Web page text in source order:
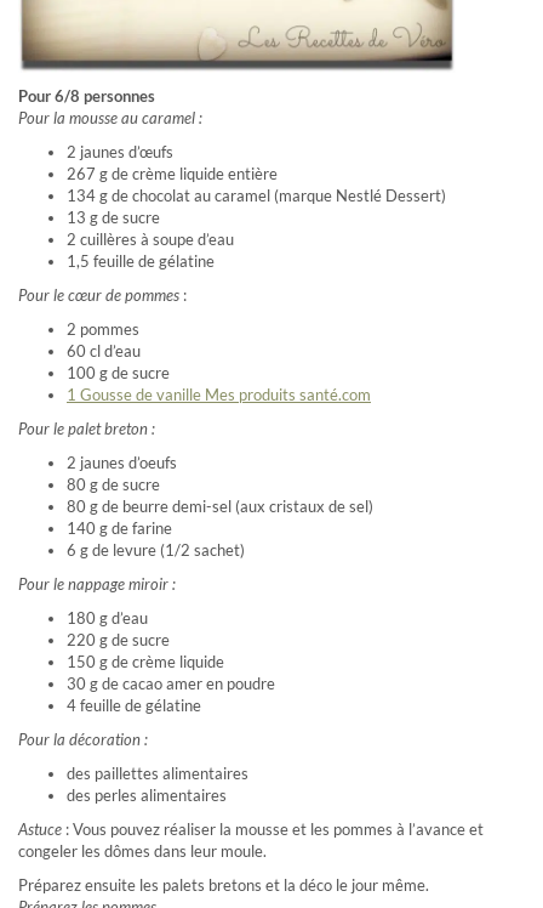
Pour 6/8 personnes
Pour la mousse au caramel :
2 jaunes d’œufs
267 g de crème liquide entière
134 g de chocolat au caramel (marque Nestlé Dessert)
13 g de sucre
2 cuillères à soupe d’eau
1,5 feuille de gélatine
Pour le cœur de pommes :
2 pommes
60 cl d’eau
100 g de sucre
1 Gousse de vanille Mes produits santé.com
Pour le palet breton :
2 jaunes d’oeufs
80 g de sucre
80 g de beurre demi-sel (aux cristaux de sel)
140 g de farine
6 g de levure (1/2 sachet)
Pour le nappage miroir :
180 g d’eau
220 g de sucre
150 g de crème liquide
30 g de cacao amer en poudre
4 feuille de gélatine
Pour la décoration :
des paillettes alimentaires
des perles alimentaires
Astuce : Vous pouvez réaliser la mousse et les pommes à l’avance et
congeler les dômes dans leur moule.
Préparez ensuite les palets bretons et la déco le jour même.